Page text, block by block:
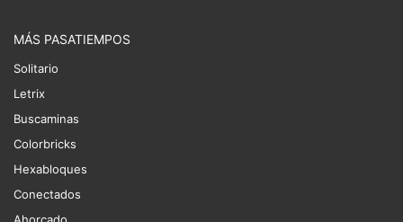
MÁS PASATIEMPOS
Solitario
Letrix
Buscaminas
Colorbricks
Hexabloques
Conectados
Ahorcado